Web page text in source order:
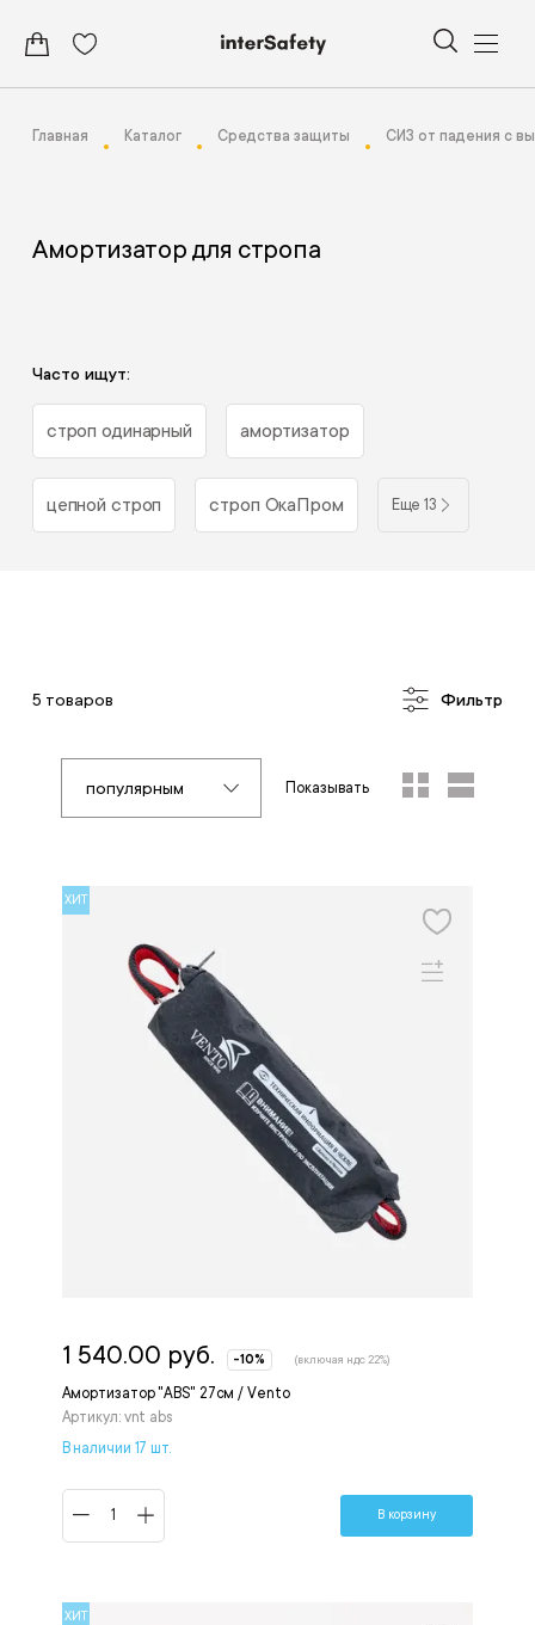
Главная Каталог Средства защиты СИЗ от падения с
Амортизатор для стропа
Часто ищут:
строп одинарный амортизатор
цепной строп строп ОкаПром Еще 13
5 товаров Фильтр
популярным Показывать
ХИТ
Амортизатор "ABS" 27см / Vento
Артикул: vnt abs
1 540.00 руб. -10% (включая ндс 22%)
В наличии 17 шт.
В корзину
ХИТ